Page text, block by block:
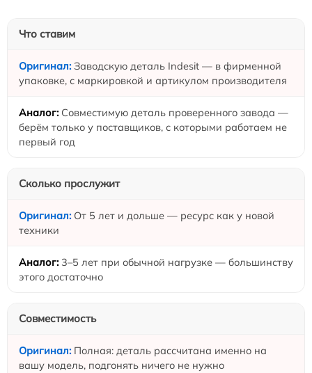
Что ставим
Заводскую деталь Indesit — в фирменной
упаковке, с маркировкой и артикулом производителя
Совместимую деталь проверенного завода —
берём только у поставщиков, с которыми работаем не
первый год
Сколько прослужит
От 5 лет и дольше — ресурс как у новой
техники
3–5 лет при обычной нагрузке — большинству
этого достаточно
Совместимость
Полная: деталь рассчитана именно на
вашу модель, подгонять ничего не нужно